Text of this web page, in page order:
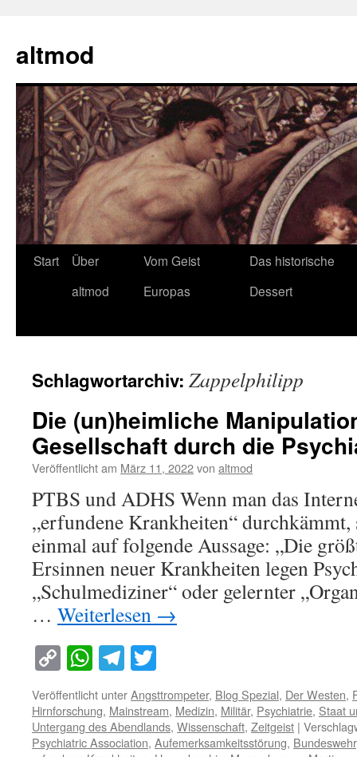
springen
altmod
Start
Über
altmod
Vom Geist
Europas
Das historische
Dessert
Schlagwortarchiv: Zappelphilipp
Die (un)heimliche
Gesellschaft durch die
Veröffentlicht am März 11, 2022von altmod
PTBS und ADHS Wenn man das
„erfundene Krankheiten“
einmal auf folgende Aussage: „Die
Ersinnen neuer Krankheiten legen
„Schulmediziner“ oder gelernter
… Weiterlesen →
Copy
Link
WhatsApp
Telegram
Veröffentlicht unterAngsttrompeter, Blog Spezial, Der Westen,
Hirnforschung, Mainstream, Medizin, Militär, Psychiatrie, Staat
Untergang des Abendlands, Wissenschaft, Zeitgeist |
Psychiatric Association, Aufemerksamkeitsstörung, Bundeswehr